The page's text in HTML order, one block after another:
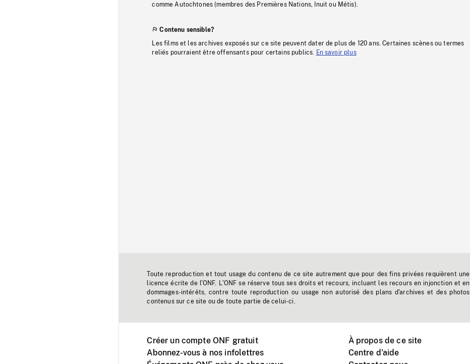
comme Autochtones (membres des Premières Nations, Inuit ou Métis).
Contenu sensible?
Les films et les archives exposés sur ce site peuvent dater de plus de 120 ans. Certaines scènes ou termes
reliés pourraient être offensants pour certains publics.
En savoir plus
Toute reproduction et tout usage du contenu de ce site autrement que pour des fins privées requièrent une
licence écrite de l'ONF. L'ONF se réserve tous ses droits et recours, incluant les recours en injonction et en
dommages-intérêts, contre toute reproduction ou usage non autorisé des plans d'archives et des photos
contenus sur ce site ou de toute partie de celui-ci.
Créer un compte ONF gratuit
Abonnez-vous à nos infolettres
À propos de ce site
Centre d'aide